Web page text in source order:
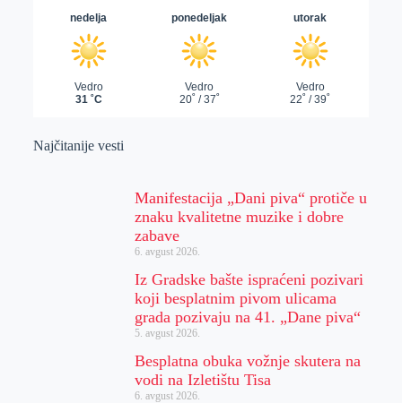
Najčitanije vesti
Manifestacija „Dani piva“ protiče u
znaku kvalitetne muzike i dobre
zabave
6. avgust 2026.
Iz Gradske bašte ispraćeni pozivari
koji besplatnim pivom ulicama
grada pozivaju na 41. „Dane piva“
5. avgust 2026.
Besplatna obuka vožnje skutera na
vodi na Izletištu Tisa
6. avgust 2026.